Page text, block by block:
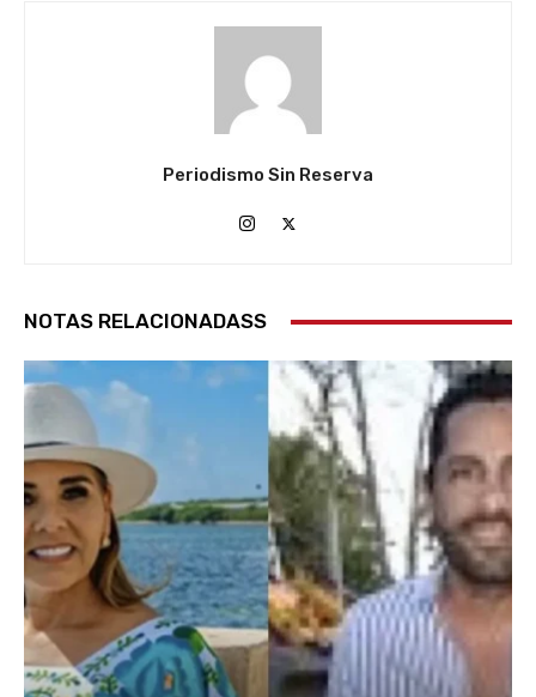
Periodismo Sin Reserva
NOTAS RELACIONADASS